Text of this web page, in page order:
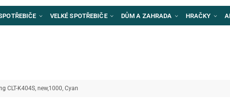
VELKÉ SPOTŘEBIČE DŮM A ZAHRADA HRAČKY
CLT-K404S, new,1000, Cyan